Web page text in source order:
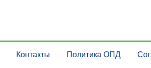
Контакты Политика ОПД